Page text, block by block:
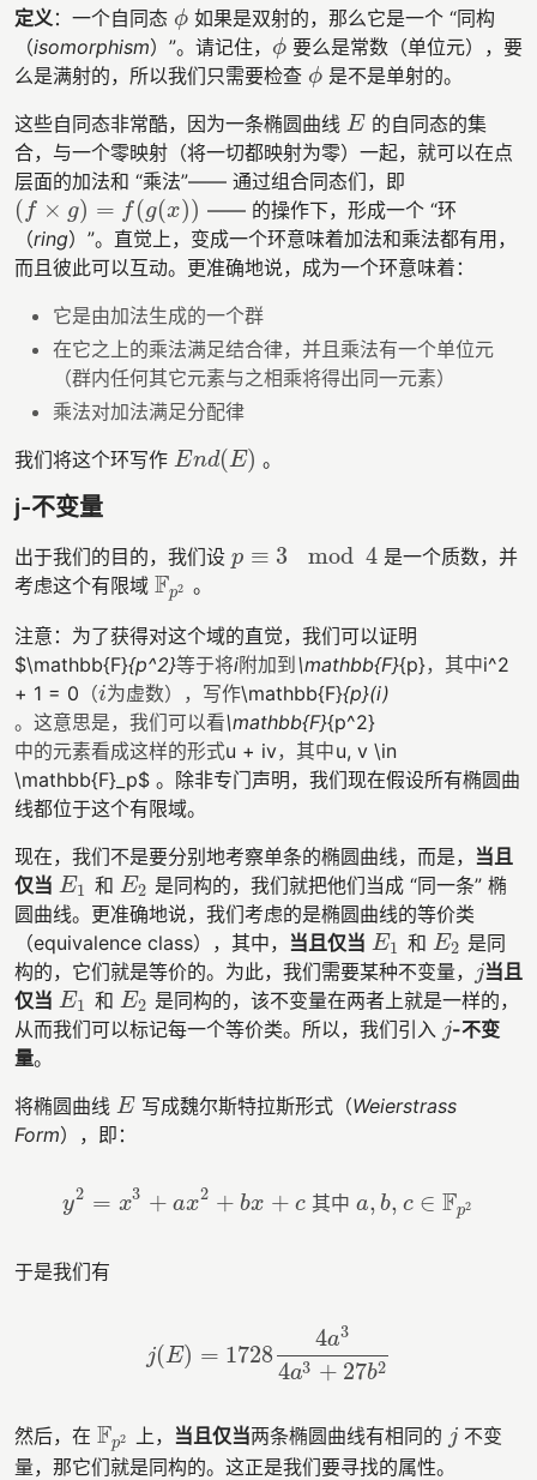
定义：一个自同态 ϕ
ϕ如果是双射的，那么它是一个 “同构
（isomorphism）”。请记住， ϕ
ϕ要么是常数（单位元），要
么是满射的，所以我们只需要检查 ϕ
ϕ是不是单射的。
这些自同态非常酷，因为一条椭圆曲线 E
E 的自同态的集
合，与一个零映射（将一切都映射为零）一起，就可以在点
层面的加法和 “乘法”—— 通过组合同态们，即
( f × g) = f (g(x))
( × g) =f( g(x )
—— 的操作下，形成一个 “环
（ring）”。直觉上，变成一个环意味着加法和乘法都有用，
而且彼此可以互动。更准确地说，成为一个环意味着：
它是由加法生成的一个群
在它之上的乘法满足结合律，并且乘法有一个单位元
（群内任何其它元素与之相乘将得出同一元素）
乘法对加法满足分配律
我们将这个环写作 End(E)
End(E) 。
j-不变量
出于我们的目的，我们设 p ≡ 3 mod 4
p ≡3mod 4
是一个质数，并
考虑这个有限域 Fp2
Fp2 。
注意：为了获得对这个域的直觉，我们可以证明
$\mathbb{F}{p^2}等于将
等于将i附加到
附加到\mathbb{F}{p}， 其中
， 其中i^2
+ 1 = 0 （i为虚数） ， 写作
（i为虚数） ， 写作\mathbb{F}{p}(i)
。 这意思是， 我们 可以看
。 这意思是， 我们可 以看\mathbb{F}{p^2}
中的元素看成这样的形式
中的元素看成这样的形式u + iv，其中
，其中u, v \in
\mathbb{F}_p$ 。除非专门声明，我们现在假设所有椭圆曲
线都位于这个有限域。
现在，我们不是要分别地考察单条的椭圆曲线，而是， 当且
仅当 E1
E1 和 E2
E2 是同构的，我们就把他们当成 “同一条” 椭
圆曲线。更准确地说，我们考虑的是椭圆曲线的等价类
（equivalence class），其中， 当且仅当 E1
E1 和 E2
E2 是同
构的，它们就是等价的。为此，我们需要某种不变量，
j
j当且
仅当 E1
E1 和 E2
E2 是同构的，该不变量在两者上就是一样的，
从而我们可以标记每一个等价类。所以，我们引入 j
j-不变
量。
将椭圆曲线 E
E 写成魏尔斯特拉斯形式（Weierstrass
Form），即：
y2 = x3 + ax2 + bx + c 其中 a, b, c ∈ Fp2
y2= x3 +ax2 +bx+ c其中a,b ,c∈F p2
于是我们有
j(E) = 1728
4a3
4a3 + 27b2
j(E) =17284a34a3+27b2
然后，在 Fp2
Fp2 上， 当且仅当两条椭圆曲线有相同的 j
j不变
量，那它们就是同构的。这正是我们要寻找的属性。